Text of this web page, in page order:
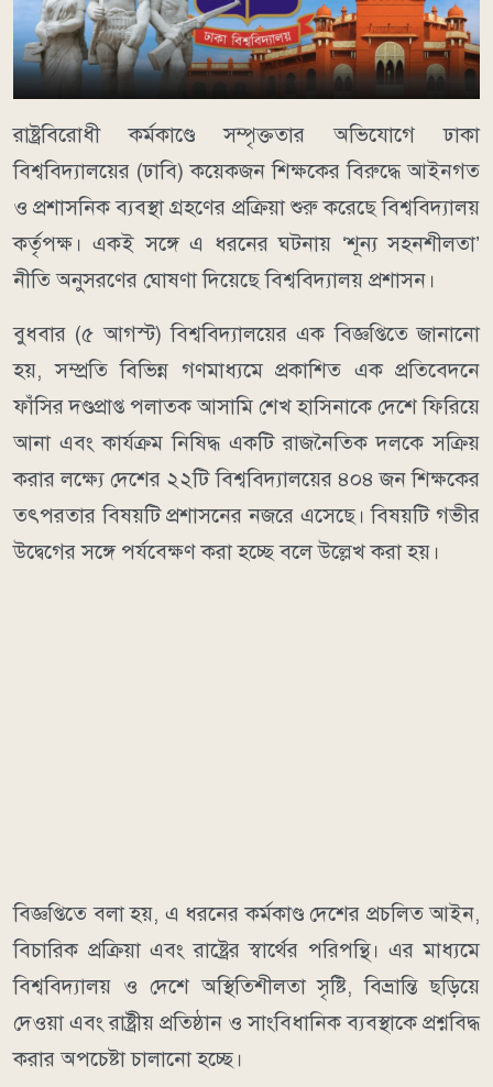
রাষ্ট্রবিরোধী কর্মকাণ্ডে সম্পৃক্ততার অভিযোগে ঢাকা
বিশ্ববিদ্যালয়ের (ঢাবি) কয়েকজন শিক্ষকের বিরুদ্ধে আইনগত
ও প্রশাসনিক ব্যবস্থা গ্রহণের প্রক্রিয়া শুরু করেছে বিশ্ববিদ্যালয়
কর্তৃপক্ষ। একই সঙ্গে এ ধরনের ঘটনায় ‘শূন্য সহনশীলতা’
নীতি অনুসরণের ঘোষণা দিয়েছে বিশ্ববিদ্যালয় প্রশাসন।
বুধবার (৫ আগস্ট) বিশ্ববিদ্যালয়ের এক বিজ্ঞপ্তিতে জানানো
হয়, সম্প্রতি বিভিন্ন গণমাধ্যমে প্রকাশিত এক প্রতিবেদনে
ফাঁসির দণ্ডপ্রাপ্ত পলাতক আসামি শেখ হাসিনাকে দেশে ফিরিয়ে
আনা এবং কার্যক্রম নিষিদ্ধ একটি রাজনৈতিক দলকে সক্রিয়
করার লক্ষ্যে দেশের ২২টি বিশ্ববিদ্যালয়ের ৪০৪ জন শিক্ষকের
তৎপরতার বিষয়টি প্রশাসনের নজরে এসেছে। বিষয়টি গভীর
উদ্বেগের সঙ্গে পর্যবেক্ষণ করা হচ্ছে বলে উল্লেখ করা হয়।
বিজ্ঞপ্তিতে বলা হয়, এ ধরনের কর্মকাণ্ড দেশের প্রচলিত আইন,
বিচারিক প্রক্রিয়া এবং রাষ্ট্রের স্বার্থের পরিপন্থি। এর মাধ্যমে
বিশ্ববিদ্যালয় ও দেশে অস্থিতিশীলতা সৃষ্টি, বিভ্রান্তি ছড়িয়ে
দেওয়া এবং রাষ্ট্রীয় প্রতিষ্ঠান ও সাংবিধানিক ব্যবস্থাকে প্রশ্নবিদ্ধ
করার অপচেষ্টা চালানো হচ্ছে।